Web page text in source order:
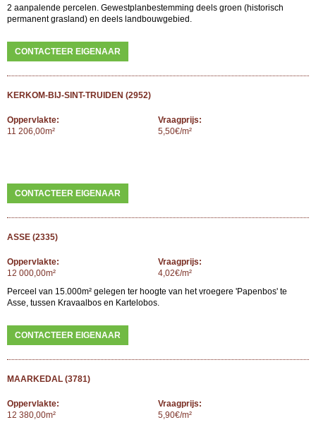
2 aanpalende percelen. Gewestplanbestemming deels groen (historisch
permanent grasland) en deels landbouwgebied.
CONTACTEER EIGENAAR
KERKOM-BIJ-SINT-TRUIDEN (2952)
Oppervlakte:
11 206,00m²
Vraagprijs:
5,50€/m²
CONTACTEER EIGENAAR
ASSE (2335)
Oppervlakte:
12 000,00m²
Vraagprijs:
4,02€/m²
Perceel van 15.000m² gelegen ter hoogte van het vroegere 'Papenbos' te
Asse, tussen Kravaalbos en Kartelobos.
CONTACTEER EIGENAAR
MAARKEDAL (3781)
Oppervlakte:
12 380,00m²
Vraagprijs:
5,90€/m²